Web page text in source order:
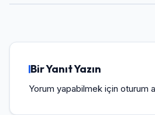
Bir Yanıt Yazın
Yorum yapabilmek için oturum